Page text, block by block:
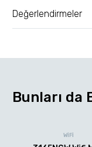
Değerlendirmeler
Bunları da
WİFİ